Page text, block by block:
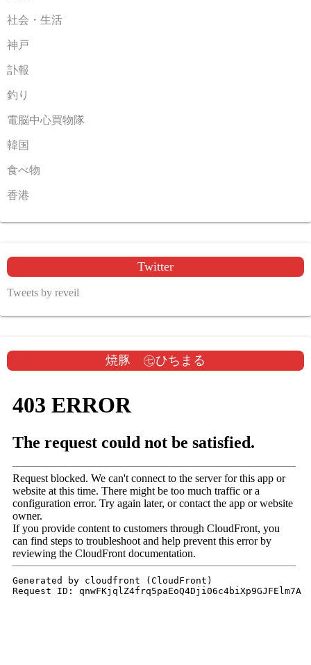
社会・生活
神戸
訃報
釣り
電脳中心買物隊
韓国
食べ物
香港
Twitter
Tweets by reveil
焼豚 ㊆ひちまる